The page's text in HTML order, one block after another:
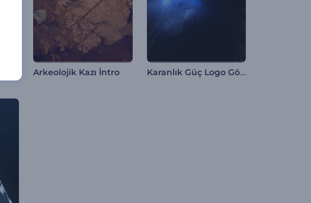
Arkeolojik Kazı İntro Karanlık Güç Logo Gösterimi